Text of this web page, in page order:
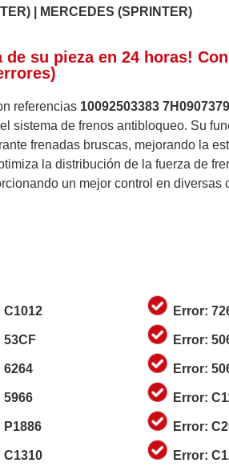
| MERCEDES (SPRINTER)
de su pieza en 24 horas!
referencias 10092503383
sistema de frenos antibloqueo. Su
frenadas bruscas, mejorando la
la distribución de la fuerza de
un mejor control en diversas
C1012
53CF
6264
5966
P1886
C1310
Error:
Error:
Error:
Error:
Error:
Error: